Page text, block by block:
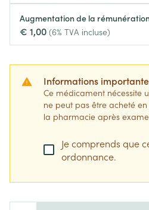
Augmentation de la
€ 1,00 (6% TVA incluse)
Informations
Ce médicament nécessite
ne peut pas être acheté
la pharmacie après
Je comprends que
ordonnance.